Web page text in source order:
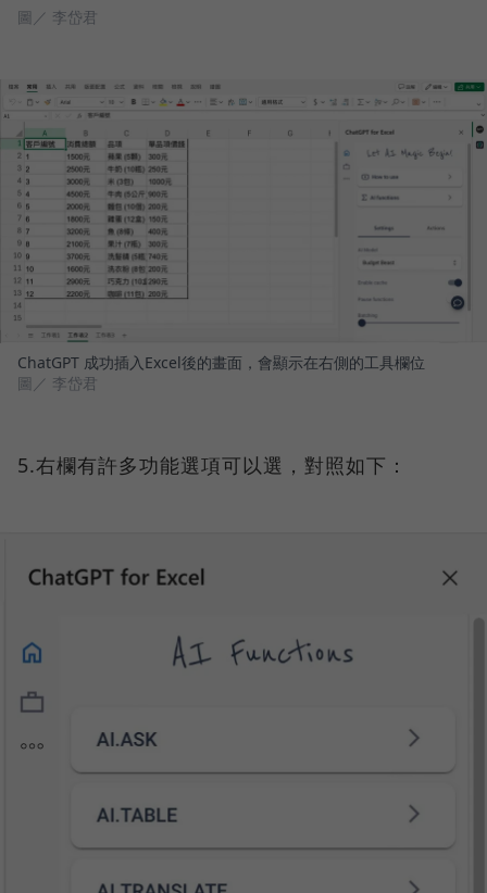
圖／ 李岱君
ChatGPT 成功插入Excel後的畫面，會顯示在右側的工具欄位
圖／ 李岱君
5.右欄有許多功能選項可以選，對照如下：